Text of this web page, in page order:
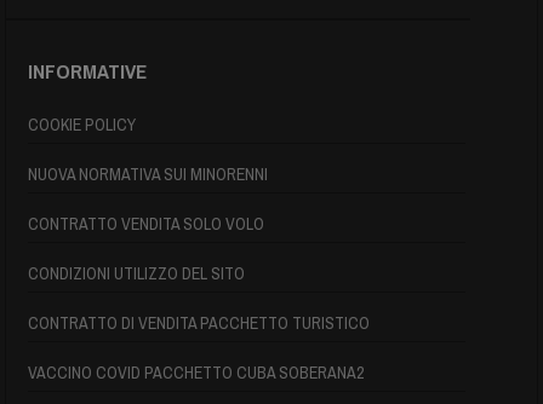
INFORMATIVE
COOKIE POLICY
NUOVA NORMATIVA SUI MINORENNI
CONTRATTO VENDITA SOLO VOLO
CONDIZIONI UTILIZZO DEL SITO
CONTRATTO DI VENDITA PACCHETTO TURISTICO
VACCINO COVID PACCHETTO CUBA SOBERANA2